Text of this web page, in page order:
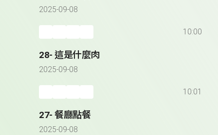
2025-09-08
10:00
28- 這是什麼肉
2025-09-08
10:01
27- 餐廳點餐
2025-09-08